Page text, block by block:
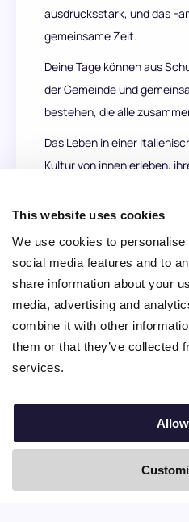
This website uses cookies
We use cookies to
social media features and to
share information about your
media, advertising and
combine it with other
them or that they’ve collected
services.
ausdrucksstark, und das
gemeinsame Zeit.
Deine Tage können aus
der Gemeinde und
bestehen, die alle
Das Leben in einer
Kultur von innen erleben:
🇮🇹
Kostenlos
Schau dir
Nina.care Au